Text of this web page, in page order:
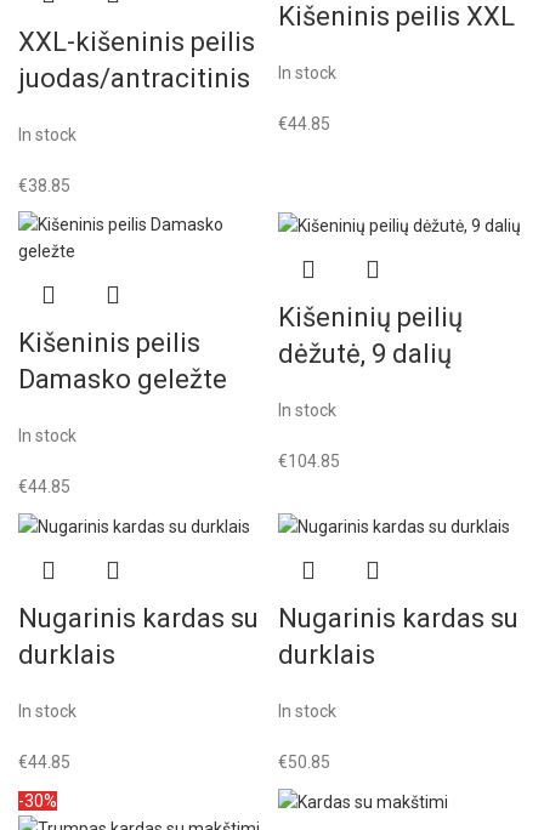
XXL-kišeninis peilis
juodas/antracitinis
In stock
€38.85
Kišeninis peilis XXL
In stock
€44.85
Kišeninis peilis
Damasko geležte
In stock
€44.85
Kišeninių peilių
dėžutė, 9 dalių
In stock
€104.85
Nugarinis kardas su
durklais
In stock
€44.85
Nugarinis kardas su
durklais
In stock
€50.85
-30%